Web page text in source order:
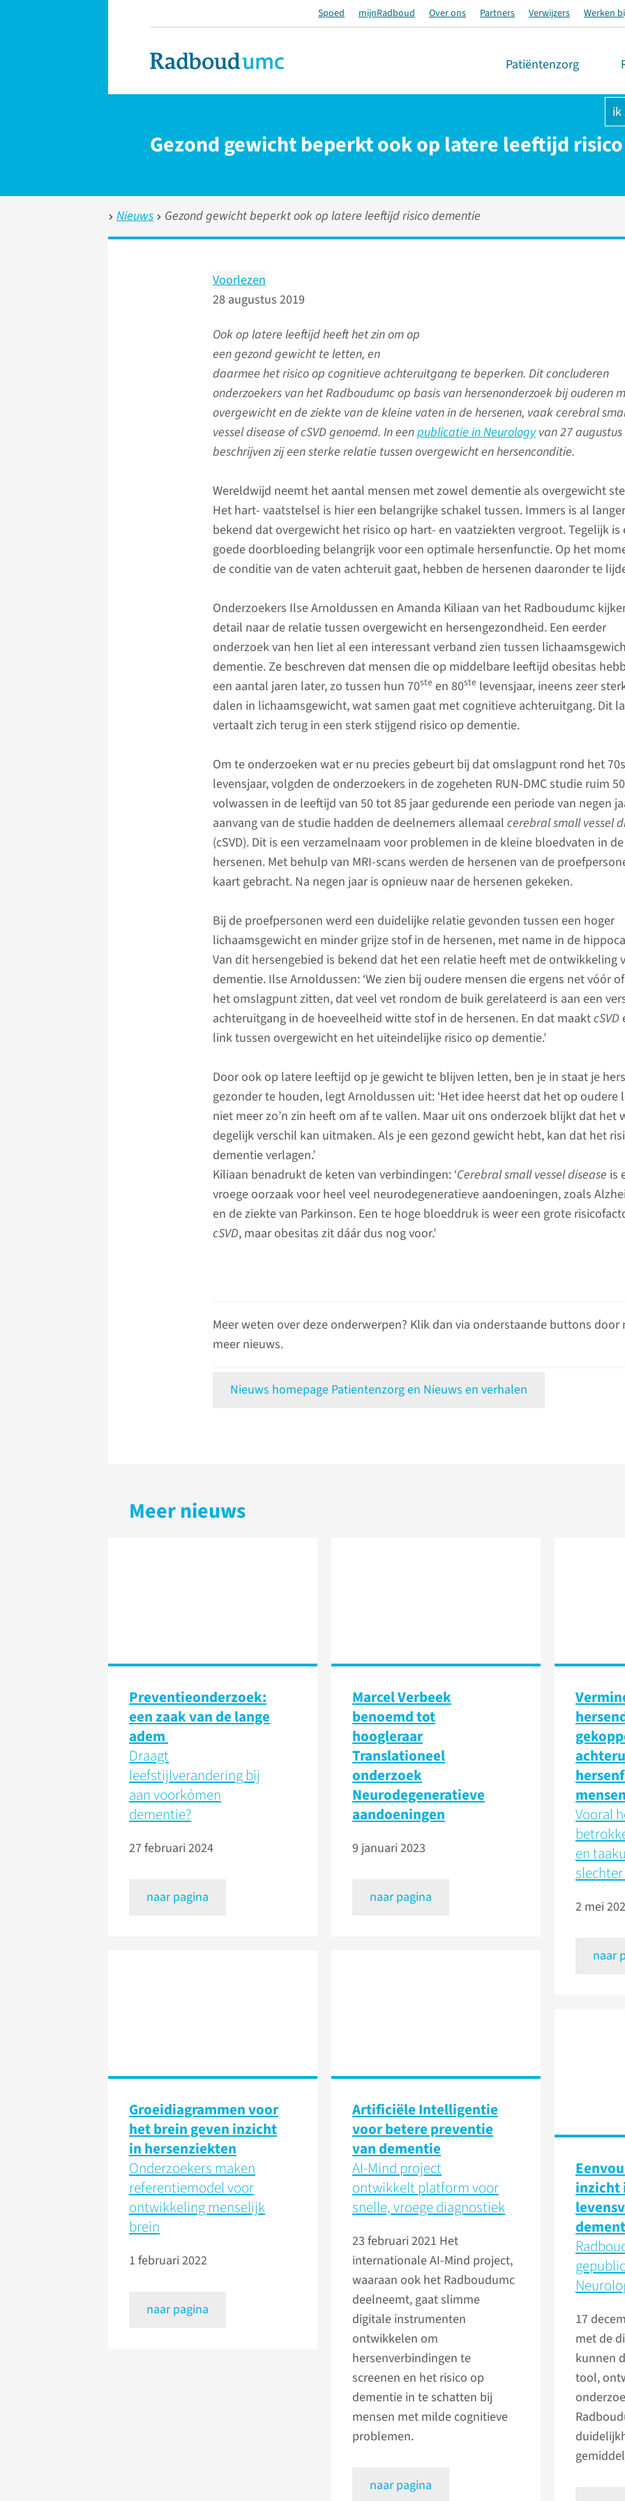
Spoed mijnRadboud Over ons Partners Verwijzers Werken
Patiëntenzorg
ik
Gezond gewicht beperkt ook op latere leeftijd
Nieuws Gezond gewicht beperkt ook op latere leeftijd risico dementie
Voorlezen
28 augustus 2019
Ook op latere leeftijd heeft het zin om op
een gezond gewicht te letten, en
daarmee het risico op cognitieve achteruitgang te beperken. Dit concluderen
onderzoekers van het Radboudumc op basis van hersenonderzoek bij ouderen
overgewicht en de ziekte van de kleine vaten in de hersenen, vaak cerebral
vessel disease of cSVD genoemd. In eenpublicatie in Neurologyvan 27 augustus
beschrijven zij een sterke relatie tussen overgewicht en hersenconditie.
Wereldwijd neemt het aantal mensen met zowel dementie als overgewicht
Het hart- vaatstelsel is hier een belangrijke schakel tussen. Immers is al langer
bekend dat overgewicht het risico op hart- en vaatziekten vergroot. Tegelijk is
goede doorbloeding belangrijk voor een optimale hersenfunctie. Op het
de conditie van de vaten achteruit gaat, hebben de hersenen daaronder te
Onderzoekers Ilse Arnoldussen en Amanda Kiliaan van het Radboudumc
detail naar de relatie tussen overgewicht en hersengezondheid. Een eerder
onderzoek van hen liet al een interessant verband zien tussen
dementie. Ze beschreven dat mensen die op middelbare leeftijd obesitas
een aantal jaren later, zo tussen hun 70ste en 80ste levensjaar, ineens zeer
dalen in lichaamsgewicht, wat samen gaat met cognitieve achteruitgang. Dit
vertaalt zich terug in een sterk stijgend risico op dementie.
Om te onderzoeken wat er nu precies gebeurt bij dat omslagpunt rond het
levensjaar, volgden de onderzoekers in de zogeheten RUN-DMC studie ruim
volwassen in de leeftijd van 50 tot 85 jaar gedurende een periode van negen
aanvang van de studie hadden de deelnemers allemaal cerebral small vessel
(cSVD). Dit is een verzamelnaam voor problemen in de kleine bloedvaten in de
hersenen. Met behulp van MRI-scans werden de hersenen van de
kaart gebracht. Na negen jaar is opnieuw naar de hersenen gekeken.
Bij de proefpersonen werd een duidelijke relatie gevonden tussen een hoger
lichaamsgewicht en minder grijze stof in de hersenen, met name in de
Van dit hersengebied is bekend dat het een relatie heeft met de ontwikkeling
dementie. Ilse Arnoldussen: ‘We zien bij oudere mensen die ergens net vóór
het omslagpunt zitten, dat veel vet rondom de buik gerelateerd is aan een
achteruitgang in de hoeveelheid witte stof in de hersenen. En dat maaktcSVD
link tussen overgewicht en het uiteindelijke risico op dementie.’
Door ook op latere leeftijd op je gewicht te blijven letten, ben je in staat je
gezonder te houden, legt Arnoldussen uit: ‘Het idee heerst dat het op oudere
niet meer zo’n zin heeft om af te vallen. Maar uit ons onderzoek blijkt dat het
degelijk verschil kan uitmaken. Als je een gezond gewicht hebt, kan dat het
dementie verlagen.’
Kiliaan benadrukt de keten van verbindingen: ‘Cerebral small vessel disease is
vroege oorzaak voor heel veel neurodegeneratieve aandoeningen, zoals
en de ziekte van Parkinson. Een te hoge bloeddruk is weer een grote
cSVD, maar obesitas zit dáár dus nog voor.’
Meer weten over deze onderwerpen? Klik dan via onderstaande buttons door
meer nieuws.
Nieuws homepage Patientenzorg en Nieuws en verhalen
Meer nieuws
Preventieonderzoek:
een zaak van de lange
adem
Draagt
leefstijlverandering bij
aan voorkómen
dementie?
27 februari 2024
naar pagina
Marcel Verbeek
benoemd tot
hoogleraar
Translationeel
onderzoek
Neurodegeneratieve
aandoeningen
9 januari 2023
naar pagina
Vooral
en
2 mei
naar
Groeidiagrammen voor
het brein geven inzicht
in hersenziekten
Onderzoekers maken
referentiemodel voor
ontwikkeling menselijk
brein
1 februari 2022
naar pagina
Artificiële Intelligentie
voor betere preventie
van dementie
AI-Mind project
ontwikkelt platform voor
snelle, vroege diagnostiek
23 februari 2021 Het
internationale AI-Mind project,
waaraan ook het Radboudumc
deelneemt, gaat slimme
digitale instrumenten
ontwikkelen om
hersenverbindingen te
screenen en het risico op
dementie in te schatten bij
mensen met milde cognitieve
problemen.
naar pagina
inzicht
17
met de
kunnen
tool,